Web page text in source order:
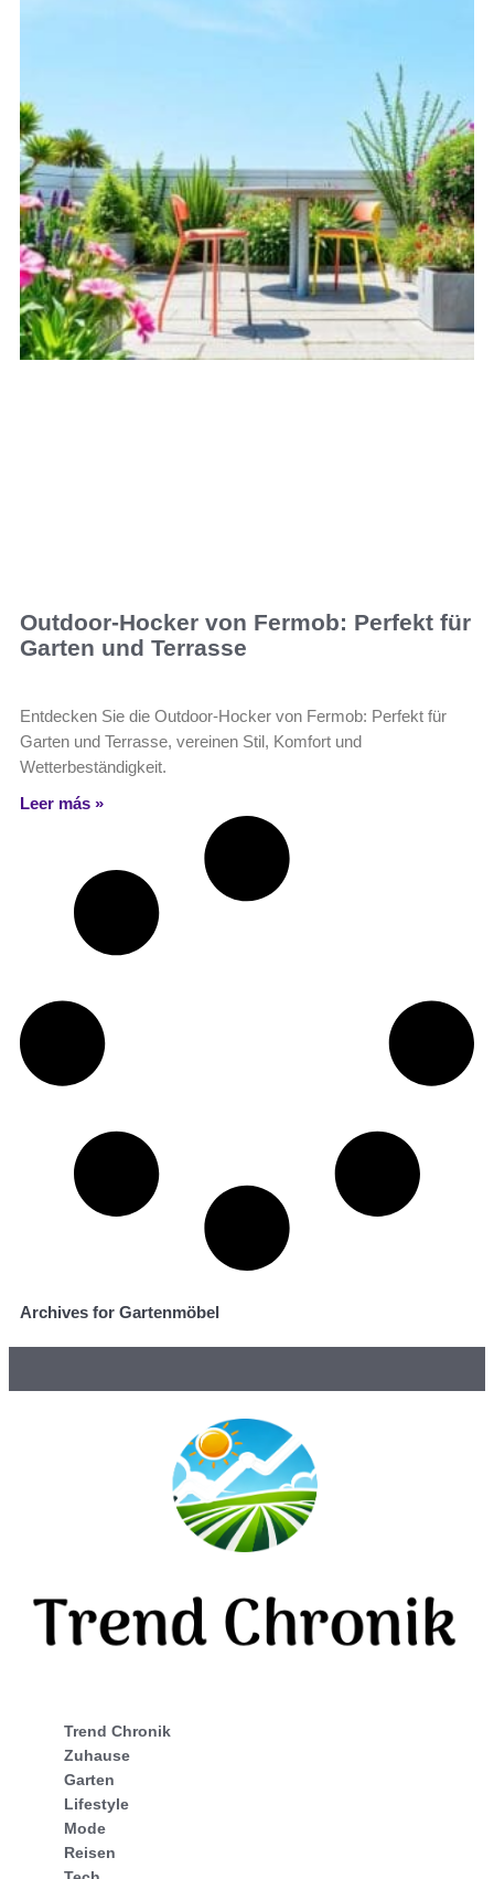
Outdoor-Hocker von Fermob: Perfekt für
Garten und Terrasse
Entdecken Sie die Outdoor-Hocker von Fermob: Perfekt für
Garten und Terrasse, vereinen Stil, Komfort und
Wetterbeständigkeit.
Leer más »
Archives for Gartenmöbel
Trend Chronik
Zuhause
Garten
Lifestyle
Mode
Reisen